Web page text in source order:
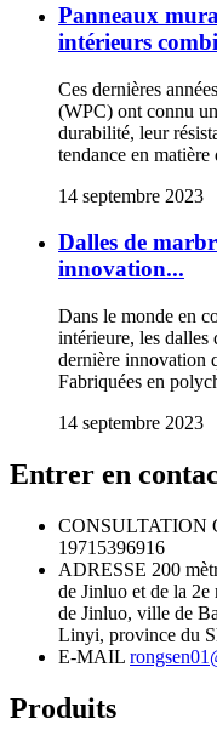
Panneaux
intérieurs
Ces dernières
(WPC) ont connu
durabilité, leur
tendance en
14 septembre 2023
Dalles de
innovation...
Dans le monde en
intérieure, les dalles
dernière innovation
Fabriquées en
14 septembre 2023
Entrer en
CONSULTATION
19715396916
ADRESSE 200
de Jinluo et de la
de Jinluo, ville de
Linyi, province du
E-MAIL
Produits